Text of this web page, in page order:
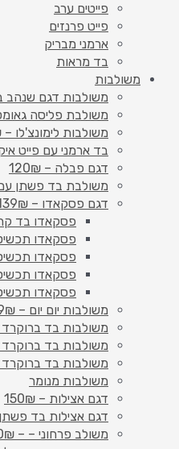
פייטים ערב
פייט פרנזים
ארמני מבריק
בד מראות
משולבות
משולבות דגם
משולבת פליסה
משולבות לימונצ'לו – 120₪
בד ארמני עם פייט איקס –
דגם פבלה – 120₪
משולבת בד פשתן עם
דגם פסקאדו – 139₪
פסקאדו בד קרושה
פסקאדו
פסקאדו
פסקאדו
פסקאדו
משולבות יום יום – 49₪
משולבות בד ברוקרד –
משולבות בד ברוקרד
משולבות בד ברוקרד
משולבות מנומר
דגם אצילות – 150₪
דגם אצילות בד פשתן –
משולב פרחוני – – 160₪